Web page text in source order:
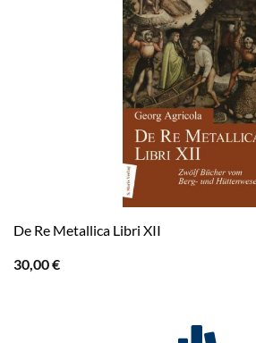
De Re Metallica Libri XII
30,00€